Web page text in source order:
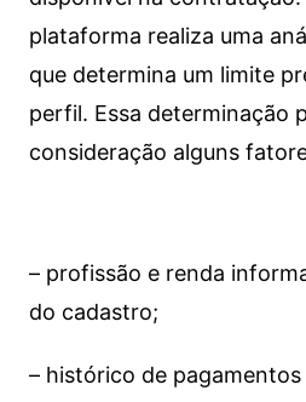
plataforma realiza uma
que determina um limite
perfil. Essa determinação
consideração alguns
– profissão e renda
do cadastro;
– histórico de